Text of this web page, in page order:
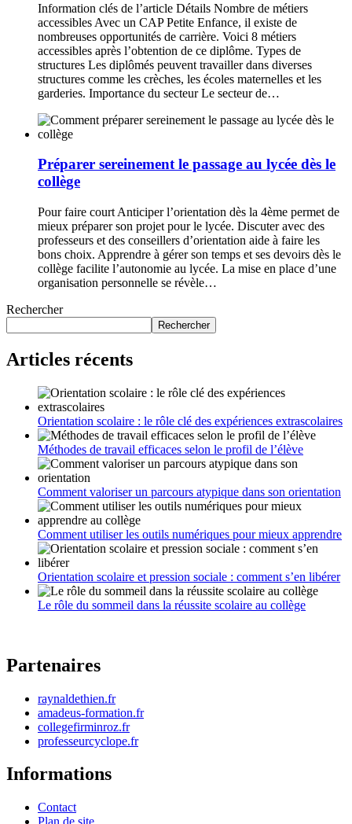
Information clés de l’article Détails Nombre de métiers
accessibles Avec un CAP Petite Enfance, il existe de
nombreuses opportunités de carrière. Voici 8 métiers
accessibles après l’obtention de ce diplôme. Types de
structures Les diplômés peuvent travailler dans diverses
structures comme les crèches, les écoles maternelles et les
garderies. Importance du secteur Le secteur de…
Préparer sereinement le passage au lycée dès le
collège
Pour faire court Anticiper l’orientation dès la 4ème permet de
mieux préparer son projet pour le lycée. Discuter avec des
professeurs et des conseillers d’orientation aide à faire les
bons choix. Apprendre à gérer son temps et ses devoirs dès le
collège facilite l’autonomie au lycée. La mise en place d’une
organisation personnelle se révèle…
Rechercher
Rechercher
Articles récents
Orientation scolaire : le rôle clé des expériences extrascolaires
Méthodes de travail efficaces selon le profil de l’élève
Comment valoriser un parcours atypique dans son orientation
Comment utiliser les outils numériques pour mieux apprendre
Orientation scolaire et pression sociale : comment s’en libérer
Le rôle du sommeil dans la réussite scolaire au collège
Partenaires
raynaldethien.fr
amadeus-formation.fr
collegefirminroz.fr
professeurcyclope.fr
Informations
Contact